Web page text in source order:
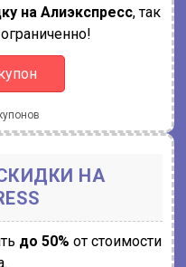
на Алиэкспресс, так
НА
до 50% от стоимости